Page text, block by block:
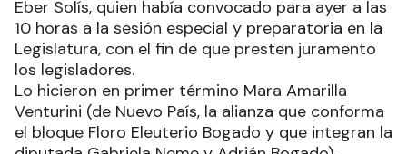
Eber Solís, quien había convocado para ayer a las
10 horas a la sesión especial y preparatoria en la
Legislatura, con el fin de que presten juramento
los legisladores.
Lo hicieron en primer término Mara Amarilla
Venturini (de Nuevo País, la alianza que conforma
el bloque Floro Eleuterio Bogado y que integran la